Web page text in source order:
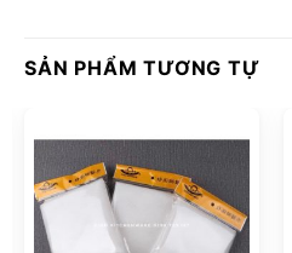
SẢN PHẨM TƯƠNG TỰ